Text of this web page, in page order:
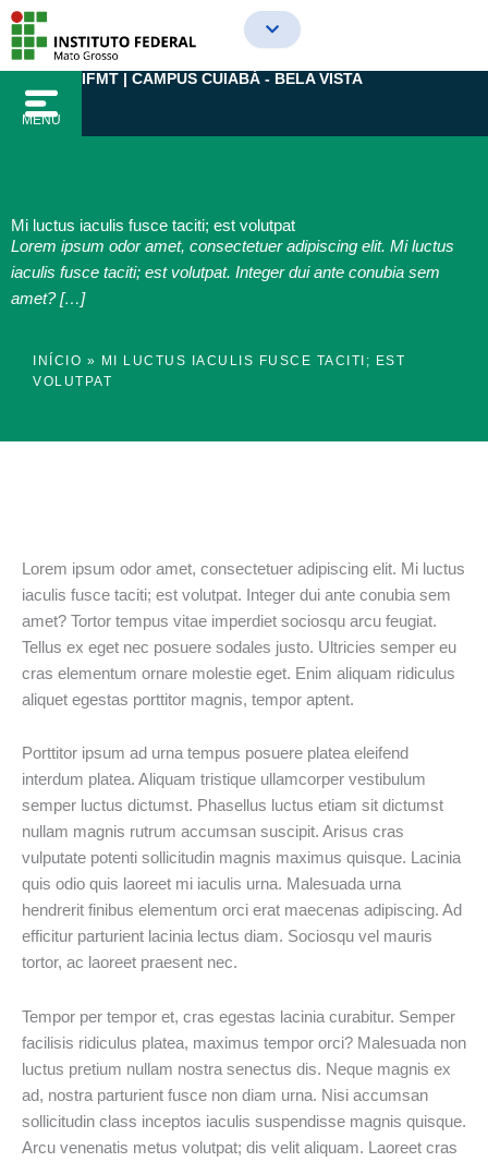
para
conteúdo
MENU
IFMT | CAMPUS CUIABÁ - BELA VISTA
Mi luctus iaculis fusce taciti; est volutpat
Lorem ipsum odor amet, consectetuer adipiscing elit. Mi luctus
iaculis fusce taciti; est volutpat. Integer dui ante conubia sem
amet? […]
INÍCIO » MI LUCTUS IACULIS FUSCE TACITI; EST
VOLUTPAT
Lorem ipsum odor amet, consectetuer adipiscing elit. Mi luctus
iaculis fusce taciti; est volutpat. Integer dui ante conubia sem
amet? Tortor tempus vitae imperdiet sociosqu arcu feugiat.
Tellus ex eget nec posuere sodales justo. Ultricies semper eu
cras elementum ornare molestie eget. Enim aliquam ridiculus
aliquet egestas porttitor magnis, tempor aptent.
Porttitor ipsum ad urna tempus posuere platea eleifend
interdum platea. Aliquam tristique ullamcorper vestibulum
semper luctus dictumst. Phasellus luctus etiam sit dictumst
nullam magnis rutrum accumsan suscipit. Arisus cras
vulputate potenti sollicitudin magnis maximus quisque. Lacinia
quis odio quis laoreet mi iaculis urna. Malesuada urna
hendrerit finibus elementum orci erat maecenas adipiscing. Ad
efficitur parturient lacinia lectus diam. Sociosqu vel mauris
tortor, ac laoreet praesent nec.
Tempor per tempor et, cras egestas lacinia curabitur. Semper
facilisis ridiculus platea, maximus tempor orci? Malesuada non
luctus pretium nullam nostra senectus dis. Neque magnis ex
ad, nostra parturient fusce non diam urna. Nisi accumsan
sollicitudin class inceptos iaculis suspendisse magnis quisque.
Arcu venenatis metus volutpat; dis velit aliquam. Laoreet cras